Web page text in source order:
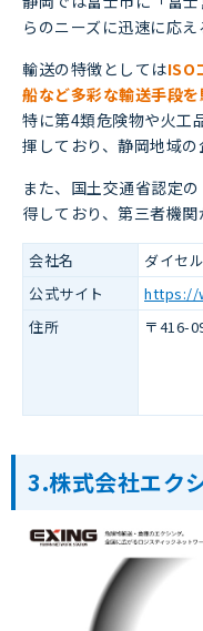
らのニーズに迅速に応え
輸送の特徴としてはISO
船など多彩な輸送手段
特に第4類危険物や火工
揮しており、静岡地域の
また、国土交通省認定
得しており、第三者機関
会社名
ダイセ
公式サイト
https://
住所
〒416-
3.株式会社エク